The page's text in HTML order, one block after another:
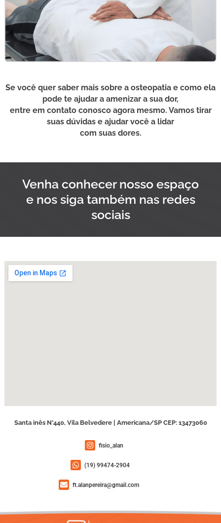
Se você quer saber mais sobre a osteopatia e como ela
pode te ajudar a amenizar a sua dor,
entre em contato conosco agora mesmo. Vamos tirar
suas dúvidas e ajudar você a lidar
com suas dores.
Venha conhecer nosso espaço
e nos siga também nas redes
sociais
Santa inês N°440, Vila Belvedere | Americana/SP CEP: 13473060
fisio_alan
(19) 99474-2904
ft.alanpereira@gmail.com